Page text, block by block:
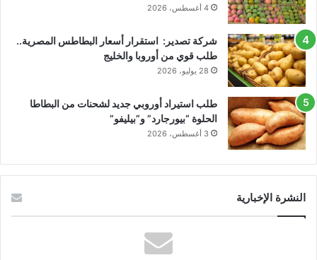
4 أغسطس، 2026
شركة تصدير: استقرار أسعار البطاطس المصرية..
طلب قوي من أوروبا والخليج
28 يوليو، 2026
طلب استيراد أوروبي جديد لشحنات من البطاطا
الحلوة “بيورجارد” و”بيليفو”
3 أغسطس، 2026
النشرة الإخبارية